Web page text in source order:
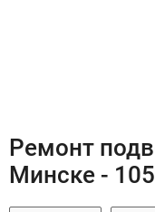
Ремонт
Минске - 105